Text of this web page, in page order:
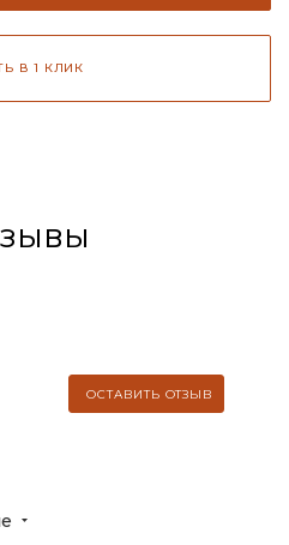
В 1 КЛИК
ОСТАВИТЬ ОТЗЫВ